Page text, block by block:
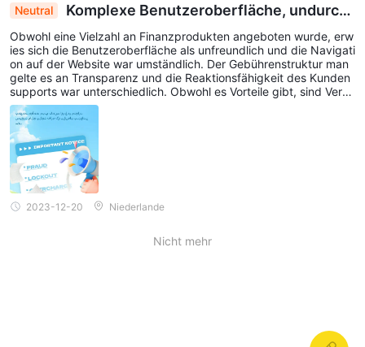
Neutral
Komplexe Benutzeroberfläche, undurch
sichtige Gebühren, ungleiche Unterstützung: Pla
ttform erfordert eine Überarbeitung der Navigati
on
Obwohl eine Vielzahl an Finanzprodukten angeboten wurde, erw
ies sich die Benutzeroberfläche als unfreundlich und die Navigati
on auf der Website war umständlich. Der Gebührenstruktur man
gelte es an Transparenz und die Reaktionsfähigkeit des Kunden
supports war unterschiedlich. Obwohl es Vorteile gibt, sind Verb
esserungen bei der Benutzeroberfläche, der Gebührenklarheit u
nd dem Kundenservice erforderlich. Benutzer sollten auf eine Ler
nkurve vorbereitet sein.
2023-12-20 Niederlande
Nicht mehr